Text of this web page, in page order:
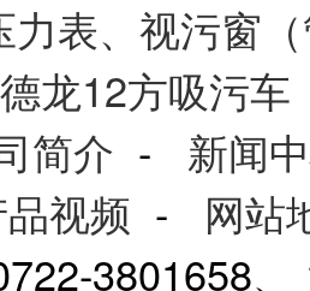
力表、视污窗
龙12方吸污车
简介 - 新闻
视频 - 网站
3801658